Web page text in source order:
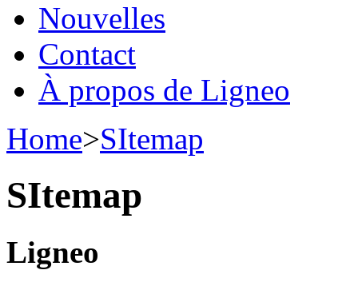
Nouvelles
Contact
À propos de Ligneo
Home>SItemap
SItemap
Ligneo